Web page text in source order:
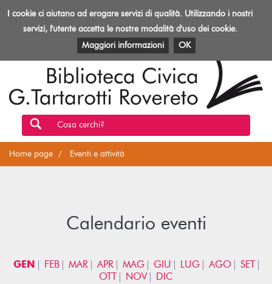
Toggle
Biblioteca
Rovereto
EVENTI E ATTIVITÀ PATRIMONIO E RISORSE
Cosa cerchi?
Home page Eventi e attività
Calendario eventi
GEN FEB MAR APR MAG GIU LUG AGO
SET
OTT
NOV
DIC
I cookie ci aiutano ad erogare servizi di qualità. Utilizzando i nostri
servizi, l'utente accetta le nostre modalità d'uso dei cookie.
Maggiori informazioni
OK